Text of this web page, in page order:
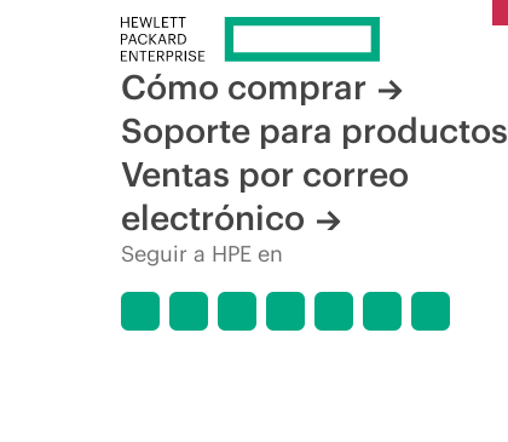
Cómo comprar
Soporte para productos
Ventas por correo
electrónico
Seguir a HPE en